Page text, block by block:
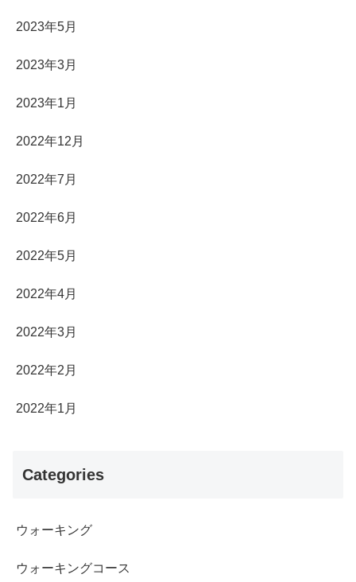
2023年5月
2023年3月
2023年1月
2022年12月
2022年7月
2022年6月
2022年5月
2022年4月
2022年3月
2022年2月
2022年1月
Categories
ウォーキング
ウォーキングコース